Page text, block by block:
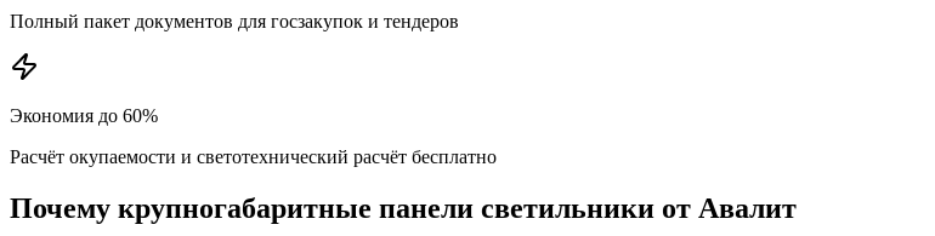
Полный пакет документов для госзакупок и тендеров
Экономия до 60%
Расчёт окупаемости и светотехнический расчёт бесплатно
Почему крупногабаритные панели светильники от Авалит